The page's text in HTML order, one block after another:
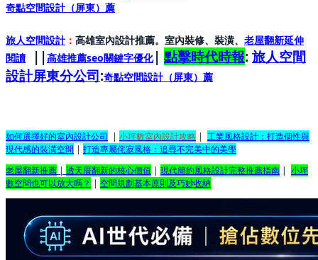
奇點空間設計（屏東） 薦
旅人空間設計： 高雄室內設計推薦。室內裝修、裝潢、 老屋翻新延伸
閱讀
||高雄推薦seo關鍵字優化| 點擊時代時報: 旅人空間
設計屏東分公司:奇點空間設計（屏東） 薦
如何選擇好的室內設計公司 | 小坪數室內設計攻略 | 工業風格設計：打造個性與
現代感的裝潢空間 | 打造專屬侘寂風格：追尋不完美中的美學
老屋翻新推薦 | 透天厝翻新的核心價值 | 現代簡約風格設計完整推薦指南 | 小坪
數空間也可以放大嗎？ | 空間規劃基本原則及巧妙收納